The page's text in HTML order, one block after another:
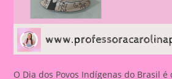
O Dia dos Povos Indígenas do Brasil é